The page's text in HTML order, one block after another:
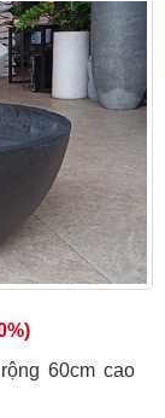
60cm cao